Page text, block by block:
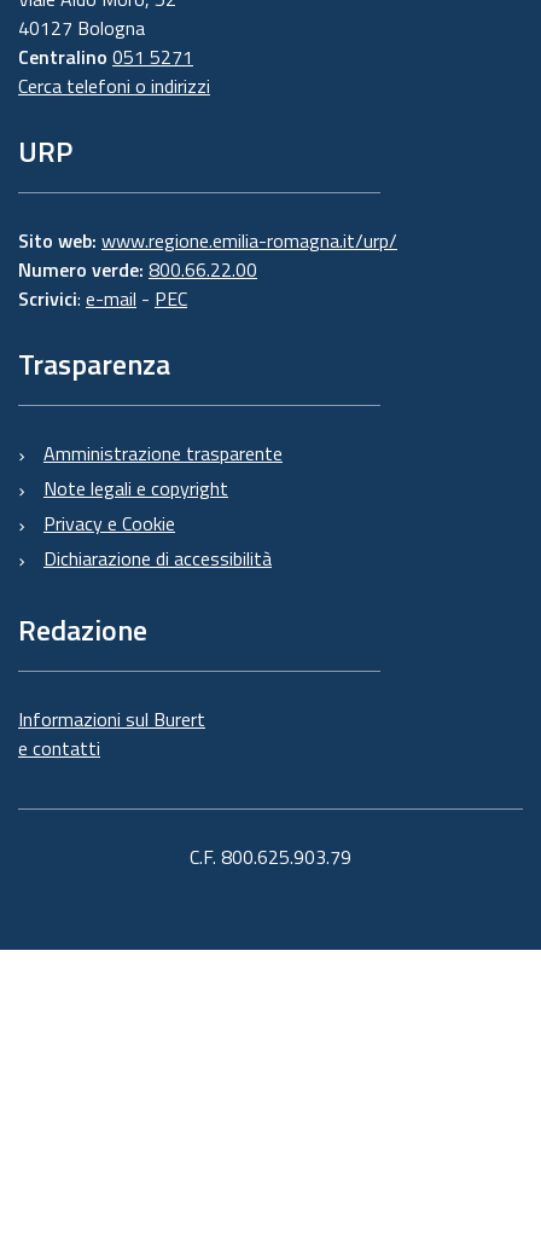
40127 Bologna
Centralino 051 5271
Cerca telefoni o indirizzi
URP
Sito web: www.regione.emilia-romagna.it/urp/
Numero verde: 800.66.22.00
Scrivici: e-mail - PEC
Trasparenza
Amministrazione trasparente
Note legali e copyright
Privacy e Cookie
Dichiarazione di accessibilità
Redazione
Informazioni sul Burert
e contatti
C.F. 800.625.903.79